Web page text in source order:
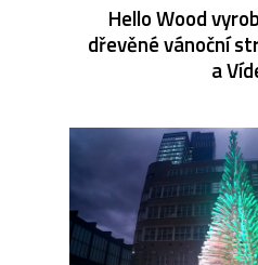
Hello Wood
dřevěné vánoční
a